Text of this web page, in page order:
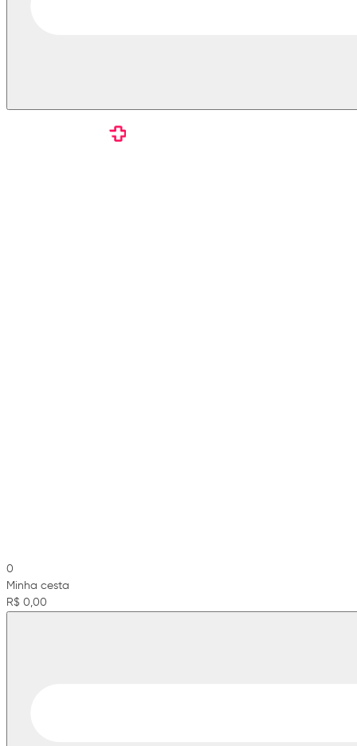
0
Minha cesta
R$ 0,00